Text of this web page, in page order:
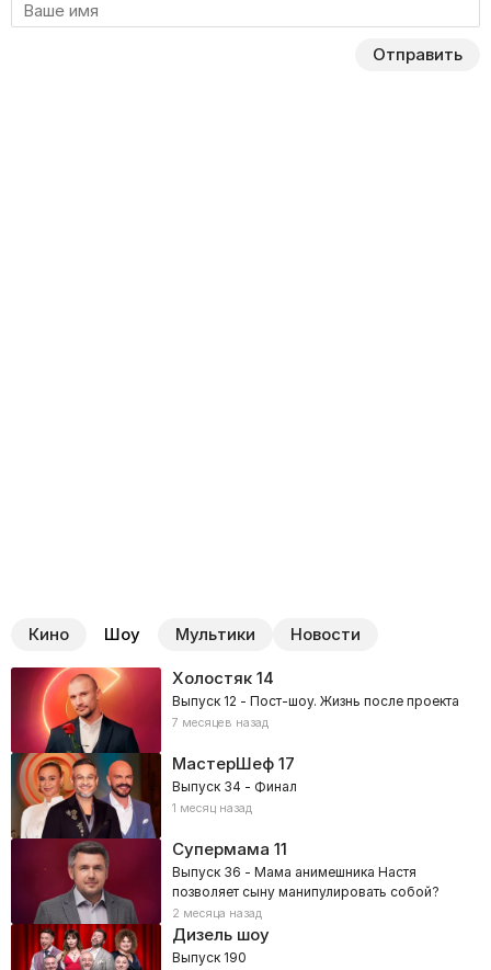
Отправить
Кино Шоу Мультики Новости
Холостяк14
Выпуск 12 - Пост-шоу. Жизнь после проекта
7 месяцев назад
МастерШеф17
Выпуск 34 - Финал
1 месяц назад
Супермама 11
Выпуск 36 - Мама анимешника Настя
позволяет сыну манипулировать собой?
2 месяца назад
Дизель шоу
Выпуск 190